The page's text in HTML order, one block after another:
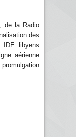
de la Radio
des
IDE libyens
aérienne